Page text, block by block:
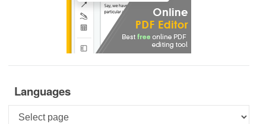
Languages
Languages